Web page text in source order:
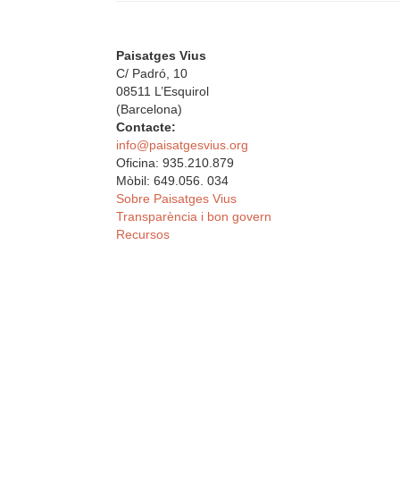
Paisatges Vius
C/ Padró, 10
08511 L’Esquirol
(Barcelona)
Contacte:
info@paisatgesvius.org
Oficina: 935.210.879
Mòbil: 649.056. 034
Sobre Paisatges Vius
Transparència i bon govern
Recursos